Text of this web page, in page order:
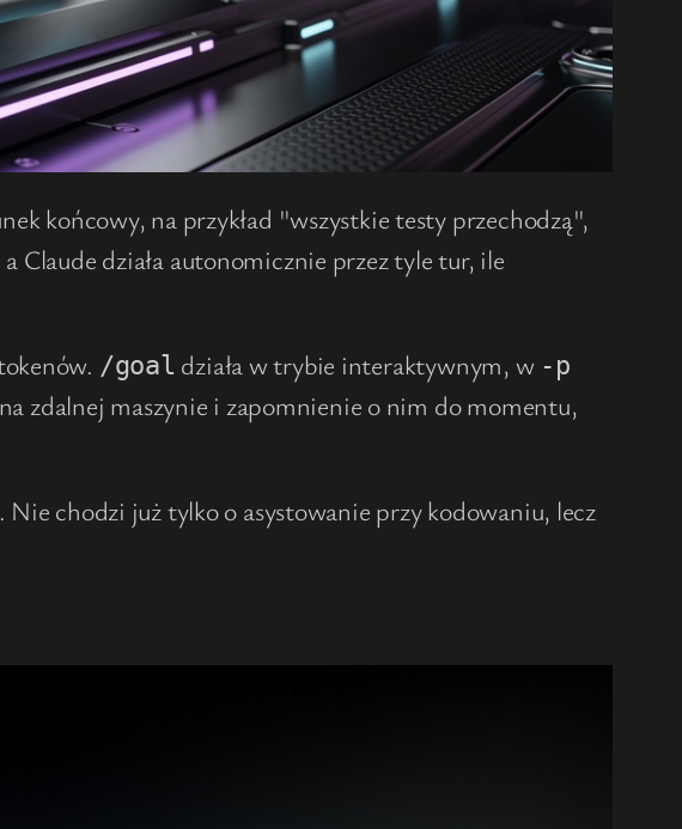
końcowy, na przykład "wszystkie testy przechodzą",
działa autonomicznie przez tyle tur, ile
/goal działa w trybie interaktywnym, w -p
zdalnej maszynie i zapomnienie o nim do momentu,
chodzi już tylko o asystowanie przy kodowaniu, lecz